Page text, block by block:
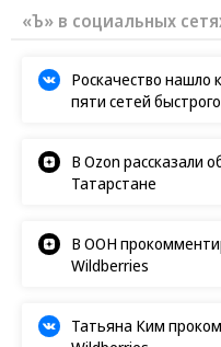
«Ъ» в социальных
Роскачество нашло
пяти сетей
В Ozon рассказали
Татарстане
В ООН
Wildberries
Татьяна Ким